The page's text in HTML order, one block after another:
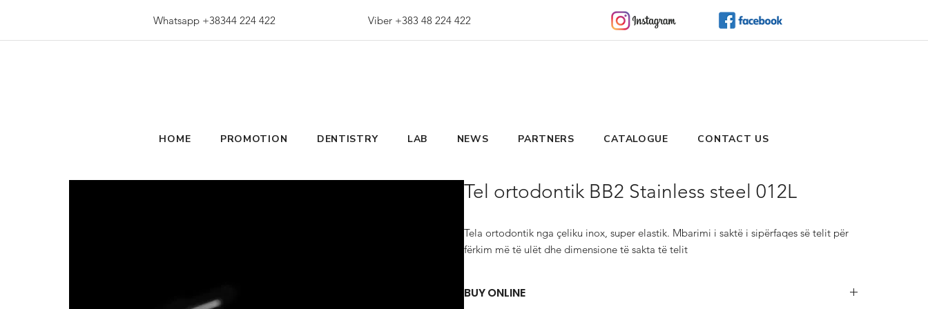
HOME PROMOTION DENTISTRY LAB NEWS PARTNERS CATALOGUE CONTACT US
Tel ortodontik BB2 Stainless steel 012L
Tela ortodontik nga çeliku inox, super elastik. Mbarimi i saktë i sipërfaqes së telit për
fërkim më të ulët dhe dimensione të sakta të telit
BUY ONLINE
Whatsapp +38344 224 422 Viber +383 48 224 422